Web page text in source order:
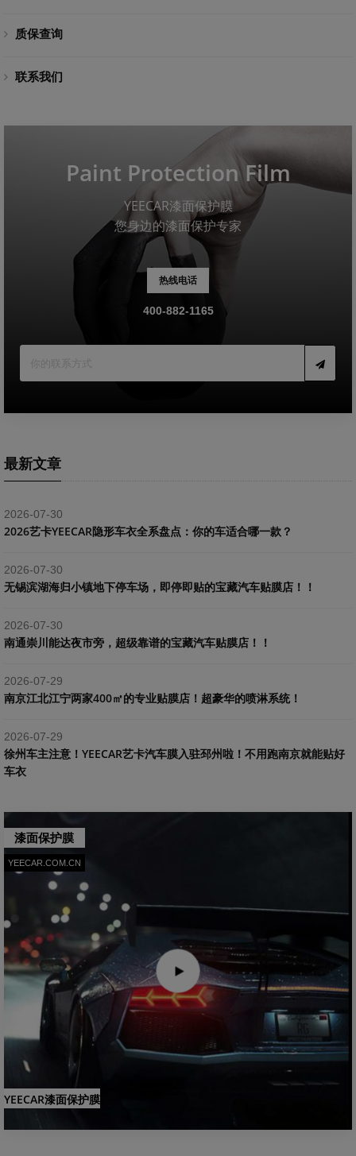
质保查询
联系我们
Paint Protection Film
YEECAR漆面保护膜
您身边的漆面保护专家
热线电话
400-882-1165
最新文章
2026-07-30
2026艺卡YEECAR隐形车衣全系盘点：你的车适合哪一款？
2026-07-30
​无锡滨湖海归小镇地下停车场，即停即贴的宝藏汽车贴膜店！！
2026-07-30
南通崇川能达夜市旁，超级靠谱的宝藏汽车贴膜店！！
2026-07-29
南京江北江宁两家400㎡的专业贴膜店！超豪华的喷淋系统！
2026-07-29
​徐州车主注意！YEECAR艺卡汽车膜入驻邳州啦！不用跑南京就能贴好
车衣
漆面保护膜
YEECAR.COM.CN
YEECAR漆面保护膜